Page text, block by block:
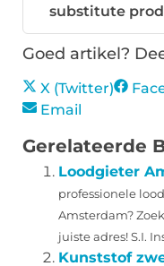
substitute
Goed artikel?
X (Twitter)
Email
Gerelateerde
Loodgieter
professionele
Amsterdam?
juiste adres! S.I.
Kunststof